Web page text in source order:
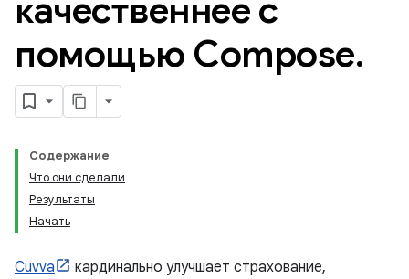
качественнее с
помощью Compose.
Содержание
Что они сделали
Результаты
Начать
Cuvva
кардинально улучшает страхование,